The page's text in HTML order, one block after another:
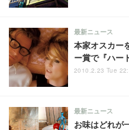
本家オスカー
ー賞で『ハー
最新ニュース
2010.2.23 Tue
お味はどれが
最新ニュース